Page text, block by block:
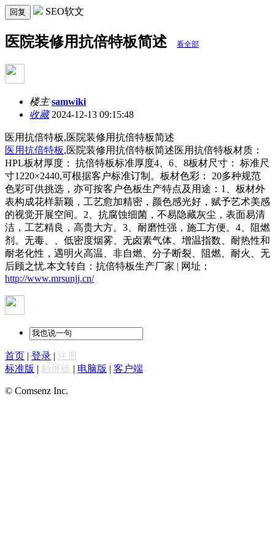
回复 SEO软文
医院装修用抗倍特板简述 看全部
楼主 samwiki
收藏2024-12-13 09:15:48
医用抗倍特板,医院装修用抗倍特板简述
医用抗倍特板,医院装修用抗倍特板简述医用抗倍特板材质：
HPL板材厚度： 抗倍特板标准厚度4、6、8板材尺寸： 标准尺
寸1220×2440,可根据客户标准订制。板材色彩： 20多种规范
色彩可供挑选，亦可按客户色板生产特点及用途：1、板材外
表构成花样新颖，工艺愈加精密，颜色感光好，赋予艺术美感
的视觉开展空间。2、抗腐蚀细菌，不易隐藏灰尘，表面易清
洁，工艺精良，高贵大方。3、耐磨性强，施工方便。4、阻燃
剂。无毒、、低密度烟雾、无卤素气体、增温指数、耐热性和
耐老化性，遇明火高温、非自燃、分子断裂、阻燃、耐火、无
后顾之忧.本文转自：抗倍特板生产厂家 | 网址：
http://www.mrsunjj.cn/
首页 | 登录 | 注册
标准版 | 触屏版 | 电脑版 | 客户端
© Comsenz Inc.